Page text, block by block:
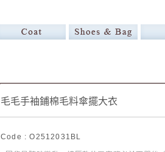
毛毛手袖鋪棉毛料傘擺大衣
Code : O2512031BL